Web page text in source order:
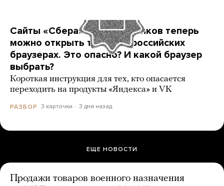
Сайты «Сбера» и других банков теперь
можно открыть только в российских
браузерах. Это опасно? И какой браузер
выбрать?
Короткая инструкция для тех, кто опасается
переходить на продукты «Яндекса» и VK
РАЗБОР 3 карточки 3 дня назад
ЕЩЕ НОВОСТИ
Продажи товаров военного назначения